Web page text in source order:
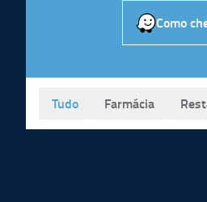
Como
Tudo Farmácia